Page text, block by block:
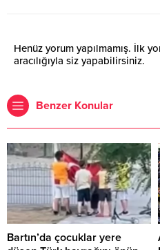
Henüz yorum yapılmamış. İlk
aracılığıyla siz yapabilirsiniz.
Benzer Konular
Bartın’da çocuklar yere